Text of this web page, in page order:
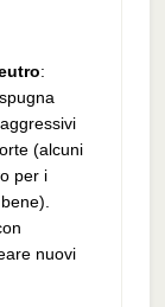
:
(alcuni
per i
nuovi